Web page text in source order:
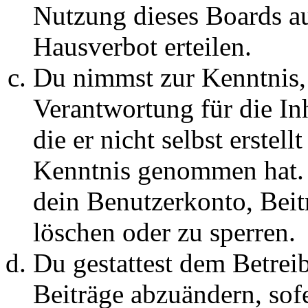
Nutzung dieses Boards
Hausverbot erteilen.
Du nimmst zur
Verantwortung für die
die er nicht selbst
Kenntnis genommen
dein Benutzerkonto,
löschen oder zu sperren.
Du gestattest dem
Beiträge abzuändern,